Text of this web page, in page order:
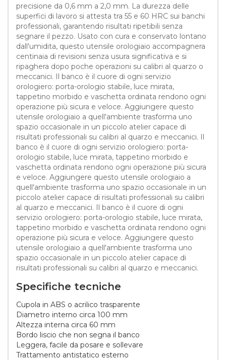
precisione da 0,6 mm a 2,0 mm. La durezza delle
superfici di lavoro si attesta tra 55 e 60 HRC sui banchi
professionali, garantendo risultati ripetibili senza
segnare il pezzo. Usato con cura e conservato lontano
dall'umidita, questo utensile orologiaio accompagnera
centinaia di revisioni senza usura significativa e si
ripaghera dopo poche operazioni su calibri al quarzo o
meccanici. Il banco è il cuore di ogni servizio
orologiero: porta-orologio stabile, luce mirata,
tappetino morbido e vaschetta ordinata rendono ogni
operazione più sicura e veloce. Aggiungere questo
utensile orologiaio a quell'ambiente trasforma uno
spazio occasionale in un piccolo atelier capace di
risultati professionali su calibri al quarzo e meccanici. Il
banco è il cuore di ogni servizio orologiero: porta-
orologio stabile, luce mirata, tappetino morbido e
vaschetta ordinata rendono ogni operazione più sicura
e veloce. Aggiungere questo utensile orologiaio a
quell'ambiente trasforma uno spazio occasionale in un
piccolo atelier capace di risultati professionali su calibri
al quarzo e meccanici. Il banco è il cuore di ogni
servizio orologiero: porta-orologio stabile, luce mirata,
tappetino morbido e vaschetta ordinata rendono ogni
operazione più sicura e veloce. Aggiungere questo
utensile orologiaio a quell'ambiente trasforma uno
spazio occasionale in un piccolo atelier capace di
risultati professionali su calibri al quarzo e meccanici.
Specifiche tecniche
Cupola in ABS o acrilico trasparente
Diametro interno circa 100 mm
Altezza interna circa 60 mm
Bordo liscio che non segna il banco
Leggera, facile da posare e sollevare
Trattamento antistatico esterno